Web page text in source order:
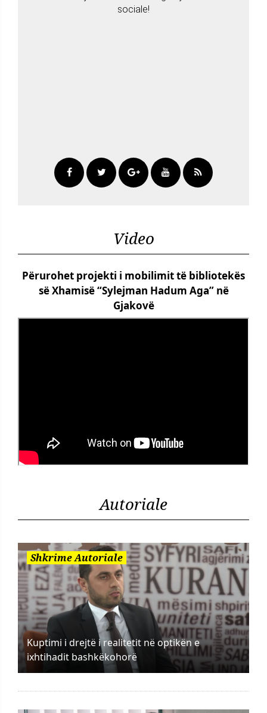
sociale!
Video
Përurohet projekti i mobilimit të bibliotekës
së Xhamisë “Sylejman Hadum Aga” në
Gjakovë
Autoriale
Shkrime Autoriale
Kuptimi i drejtë i realitetit në optikën e
ixhtihadit bashkëkohorë